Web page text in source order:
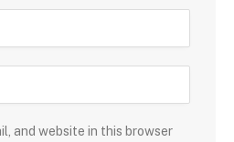
and website in this browser